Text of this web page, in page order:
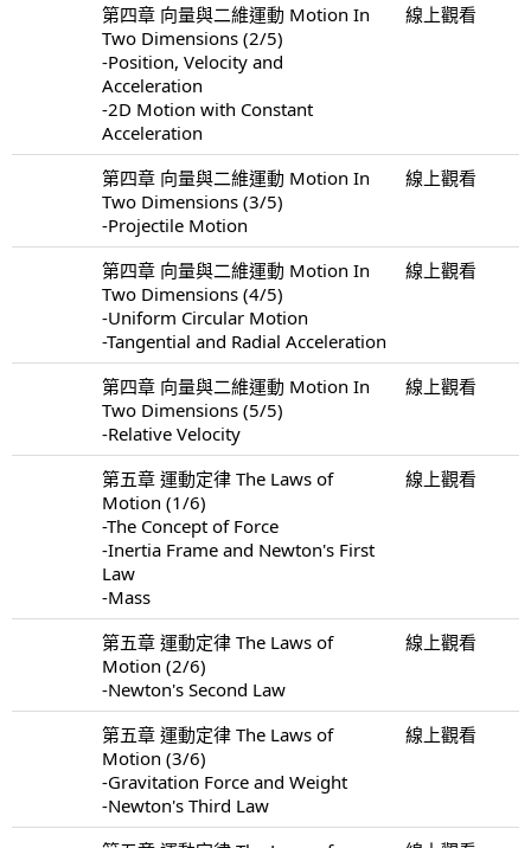
第四章 向量與二維運動 Motion In
Two Dimensions (2/5)
-Position, Velocity and
Acceleration
-2D Motion with Constant
Acceleration
線上觀看
第四章 向量與二維運動 Motion In
Two Dimensions (3/5)
-Projectile Motion
線上觀看
第四章 向量與二維運動 Motion In
Two Dimensions (4/5)
-Uniform Circular Motion
-Tangential and Radial Acceleration
線上觀看
第四章 向量與二維運動 Motion In
Two Dimensions (5/5)
-Relative Velocity
線上觀看
第五章 運動定律 The Laws of
Motion (1/6)
-The Concept of Force
-Inertia Frame and Newton's First
Law
-Mass
線上觀看
第五章 運動定律 The Laws of
Motion (2/6)
-Newton's Second Law
線上觀看
第五章 運動定律 The Laws of
Motion (3/6)
-Gravitation Force and Weight
-Newton's Third Law
線上觀看